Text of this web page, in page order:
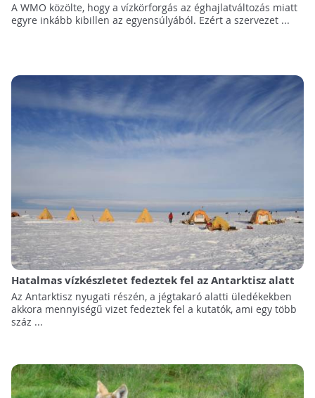
A WMO közölte, hogy a vízkörforgás az éghajlatváltozás miatt
egyre inkább kibillen az egyensúlyából. Ezért a szervezet ...
Hatalmas vízkészletet fedeztek fel az Antarktisz alatt
Az Antarktisz nyugati részén, a jégtakaró alatti üledékekben
akkora mennyiségű vizet fedeztek fel a kutatók, ami egy több
száz ...